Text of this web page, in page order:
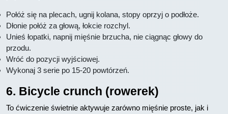
Połóż się na plecach, ugnij kolana, stopy oprzyj o podłoże.
Dłonie połóż za głową, łokcie rozchyl.
Unieś łopatki, napnij mięśnie brzucha, nie ciągnąc głowy do
przodu.
Wróć do pozycji wyjściowej.
Wykonaj 3 serie po 15-20 powtórzeń.
6. Bicycle crunch (rowerek)
To ćwiczenie świetnie aktywuje zarówno mięśnie proste, jak i